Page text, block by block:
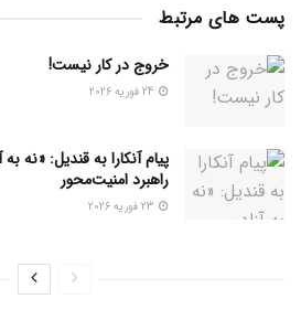
پست های مرتبط
خروج در کار نیست!
پیام آنکارا به قندیل: «نه
راهبرد امنیت‌محور